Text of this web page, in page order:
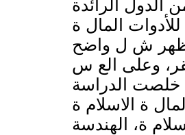
الدول الرائدة
المال ة
ظهر ش ل واضح
وعلى الع س
خلصت الدراسة
ة الاسلام ة
ة، الهندسة